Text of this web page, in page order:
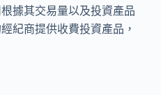
據其交易量以及投資產品
紀商提供收費投資產品，